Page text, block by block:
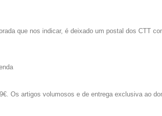
que nos indicar, é deixado um postal dos CTT
Os artigos volumosos e de entrega exclusiva ao